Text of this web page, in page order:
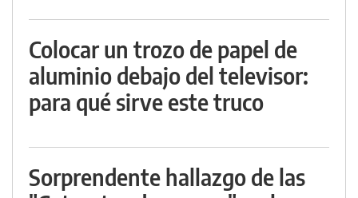
Colocar un trozo de papel de
aluminio debajo del televisor:
para qué sirve este truco
Sorprendente hallazgo de las